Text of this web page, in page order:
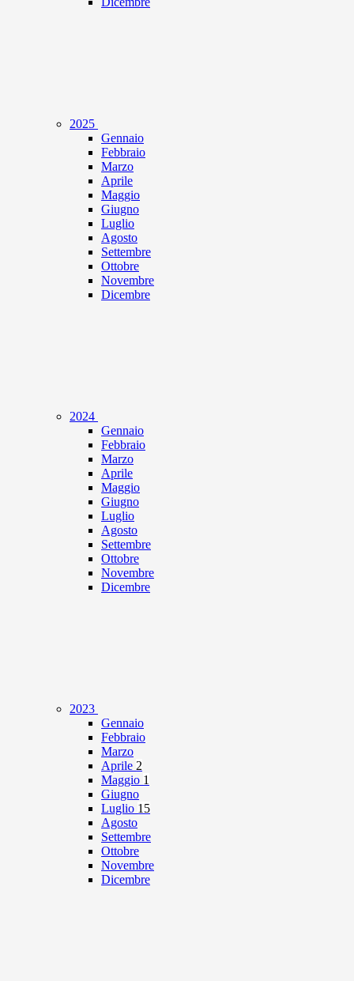
2025
Gennaio
Febbraio
Marzo
Aprile
Maggio
Giugno
Luglio
Agosto
Settembre
Ottobre
Novembre
Dicembre
2024
Gennaio
Febbraio
Marzo
Aprile
Maggio
Giugno
Luglio
Agosto
Settembre
Ottobre
Novembre
Dicembre
2023
Gennaio
Febbraio
Marzo
Aprile 2
Maggio 1
Giugno
Luglio 15
Agosto
Settembre
Ottobre
Novembre
Dicembre